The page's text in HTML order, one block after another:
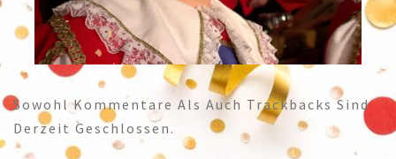
Sowohl Kommentare Als Auch Trackbacks Sind
Derzeit Geschlossen.